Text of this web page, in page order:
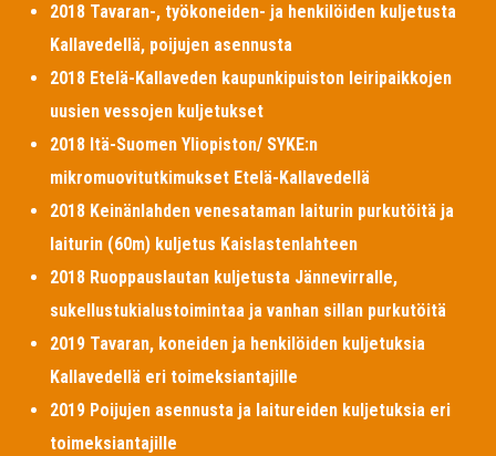
2018 Tavaran-, työkoneiden- ja henkilöiden kuljetusta
Kallavedellä, poijujen asennusta
2018 Etelä-Kallaveden kaupunkipuiston leiripaikkojen
uusien vessojen kuljetukset
2018 Itä-Suomen Yliopiston/ SYKE:n
mikromuovitutkimukset Etelä-Kallavedellä
2018 Keinänlahden venesataman laiturin purkutöitä ja
laiturin (60m) kuljetus Kaislastenlahteen
2018 Ruoppauslautan kuljetusta Jännevirralle,
sukellustukialustoimintaa ja vanhan sillan purkutöitä
2019 Tavaran, koneiden ja henkilöiden kuljetuksia
Kallavedellä eri toimeksiantajille
2019 Poijujen asennusta ja laitureiden kuljetuksia eri
toimeksiantajille